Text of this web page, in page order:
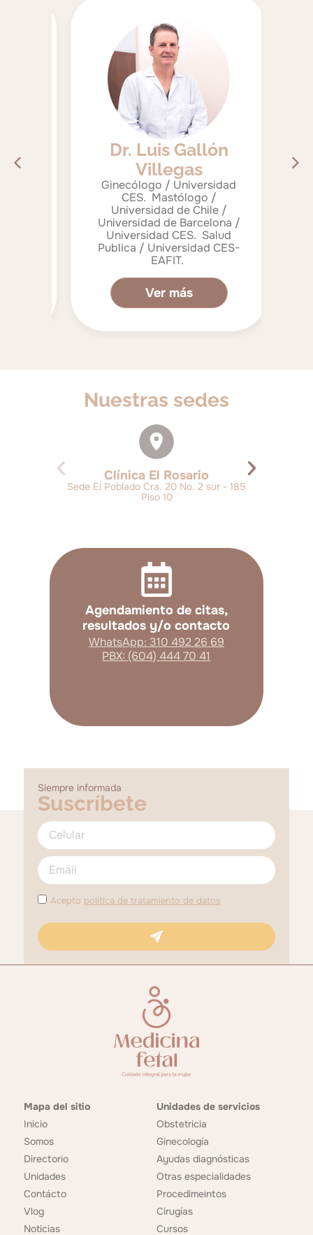
Dr. Luis Gallón
Villegas
Ginecólogo / Universidad
CES. Mastólogo /
Universidad de Chile /
Universidad de Barcelona /
Universidad CES. Salud
Publica / Universidad CES-
EAFIT.
Ver más
Nuestras sedes
Clínica El Rosario
Sede El Poblado Cra. 20 No. 2 sur - 185
Piso 10
Agendamiento de citas,
resultados y/o contacto
WhatsApp: 310 492 26 69
PBX: (604) 444 70 41
Siempre informada
Suscríbete
Acepto política de tratamiento de datos
Mapa del sitio
Inicio
Somos
Directorio
Unidades
Contácto
Vlog
Noticias
Unidades de servicios
Obstetricia
Ginecología
Ayudas diagnósticas
Otras especialidades
Procedimeintos
Cirugías
Cursos